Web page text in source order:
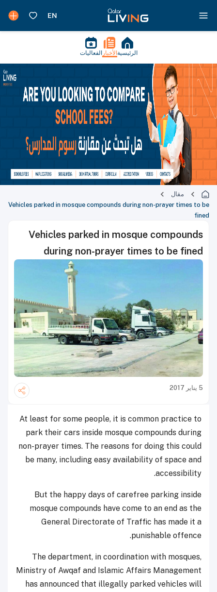
الرئيسية الأخبار الفعاليات
مقال
Vehicles parked in mosque compounds during non-prayer times to be
fined
Vehicles parked in mosque compounds
during non-prayer times to be fined
5 يناير 2017
At least for some people, it is common practice to
park their cars inside mosque compounds during
non-prayer times. The reasons for doing this could
be many, including easy availability of space and
accessibility.
But the happy days of carefree parking inside
mosque compounds have come to an end as the
General Directorate of Traffic has made it a
punishable offence.
The department, in coordination with mosques,
Ministry of Awqaf and Islamic Affairs Management
has announced that illegally parked vehicles will